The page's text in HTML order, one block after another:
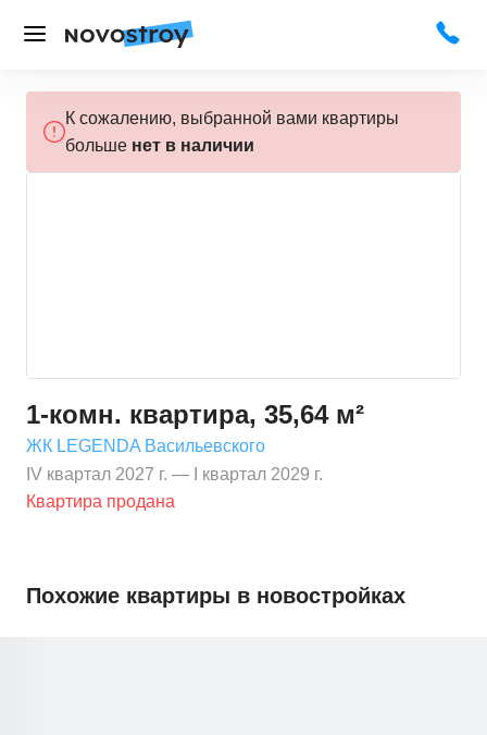
К сожалению, выбранной вами квартиры
больше нет в наличии
1-комн. квартира, 35,64 м²
ЖК LEGENDA Васильевского
IV квартал 2027 г. — I квартал 2029 г.
Квартира продана
Похожие квартиры в новостройках